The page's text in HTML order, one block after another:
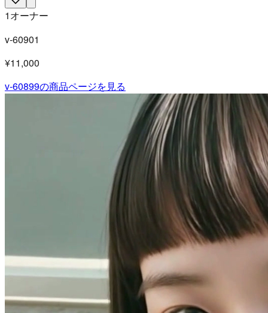
1オーナー
v-60901
¥11,000
v-60899の商品ページを見る